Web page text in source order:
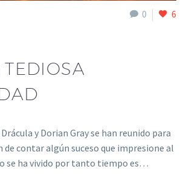
0
6
TEDIOSA
y Dorian Gray se han reunido para
de contar algún suceso que impresione al
se ha vivido por tanto tiempo es…